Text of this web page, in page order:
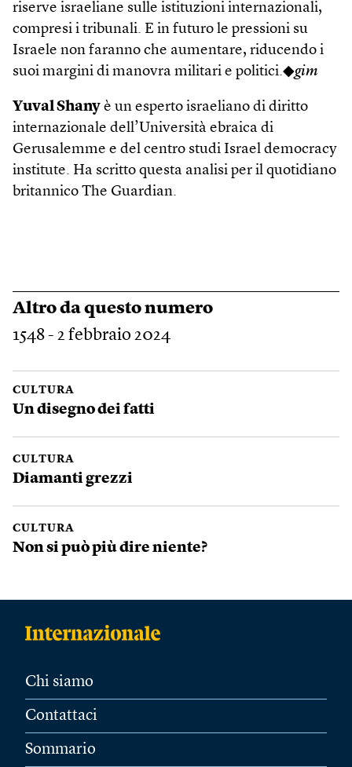
riserve israeliane sulle istituzioni internazionali,
compresi i tribunali. E in futuro le pressioni su
Israele non faranno che aumentare, riducendo i
suoi margini di manovra militari e politici.◆gim
Yuval Shany è un esperto israeliano di diritto
internazionale dell’Università ebraica di
Gerusalemme e del centro studi Israel democracy
institute. Ha scritto questa analisi per il quotidiano
britannico The Guardian.
Altro da questo numero
1548 - 2 febbraio 2024
CULTURA
Un disegno dei fatti
CULTURA
Diamanti grezzi
CULTURA
Non si può più dire niente?
Chi siamo
Contattaci
Sommario